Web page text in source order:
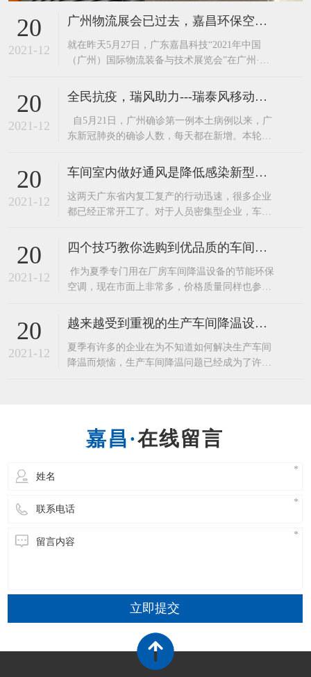
20
2021-12
广州物流展会已过去，嘉昌环保空调工业风扇又迎来到了重庆展
​就在昨天5月27日，广东嘉昌科技“2021年中国
（广州）国际物流装备与技术展览会”在广州·中
大核心产品“环保空调”和“工业大风扇”更是吸引
了不少来人在展区了解产品。广东嘉昌在展会的
技术人员可是接待了一波又一波咨询的客人。这
么多年，广东嘉昌已经为韵达、跨境物
20
2021-12
全民抗疫，瑞风助力---瑞泰风移动环保空调厂家关爱在行动
自5月21日，广州确诊第一例本土病例以来，广
东新冠肺炎的确诊人数，每天都在新增。本轮疫
传播速度快，传播能力强。 作为与广州毗邻的东
莞，为确保广大民众的安全，于6月7日启动全员
核酸检测。正值盛夏，酷暑难耐，白天的最高温
度都在30度以上
20
2021-12
车间室内做好通风是降低感染新型病毒的有效措施。
​这两天广东省内复工复产的行动迅速，很多企业
都已经正常开工了。对于人员密集型企业，车间
一。加强工作场所通风换气，保持室内空气流
通。装了环保空调和工业大风扇的企业可以开
启。这里要注意了环保空调不要开启制冷，只送
风就好啦。如洁净车间、有温湿度要求和其他需
20
2021-12
四个技巧教你选购到优品质的车间降温设备—节能环保空调
​ 作为夏季专门用在厂房车间降温设备的节能环保
空调，现在市面上非常多，价格质量同样也参差
了节约成本都选择低价产品，下面嘉昌通风小编
就为大家介绍几个选购优品质节能环保空调的小
技巧给大家。1、看外型。外型越光洁、美观的产
品，其应用的模具精密度就越高。2
20
2021-12
越来越受到重视的生产车间降温设备——东莞环保空调
​夏季有许多的企业在为不知道如何解决生产车间
降温而烦恼，生产车间降温问题已经成为了许多
度左右，温度可以自由调节，温度非常的均匀，
在线留言
立即提交